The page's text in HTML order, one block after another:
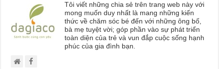
Tôi viết những chia sẻ trên trang web này với
mong muốn duy nhất là mang những kiến
thức về chăm sóc bé đến với những ông bố,
bà mẹ tuyệt vời; góp phần vào sự phát triển
toàn diện của trẻ và vun đắp cuộc sống hạnh
phúc của gia đình bạn.